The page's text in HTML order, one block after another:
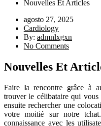
Nouvelles Et Articles
agosto 27, 2025
Cardiology
By: admnlxgxn
No Comments
Nouvelles Et
Faire la rencontre grâce à
trouver le célibataire qui
ensuite rechercher une
votre moitié sur notre
connaissance avec les